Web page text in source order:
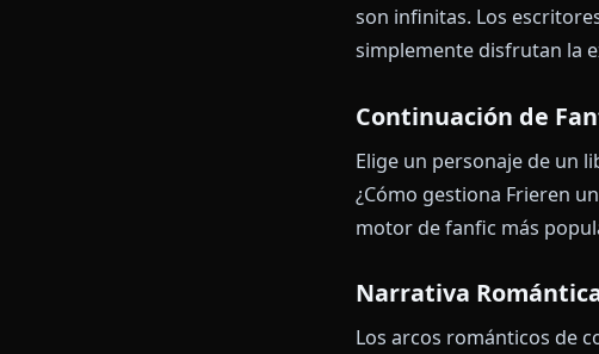
mejor. Un gran
persona genérico
Casos de
El marco "charla
Narración en